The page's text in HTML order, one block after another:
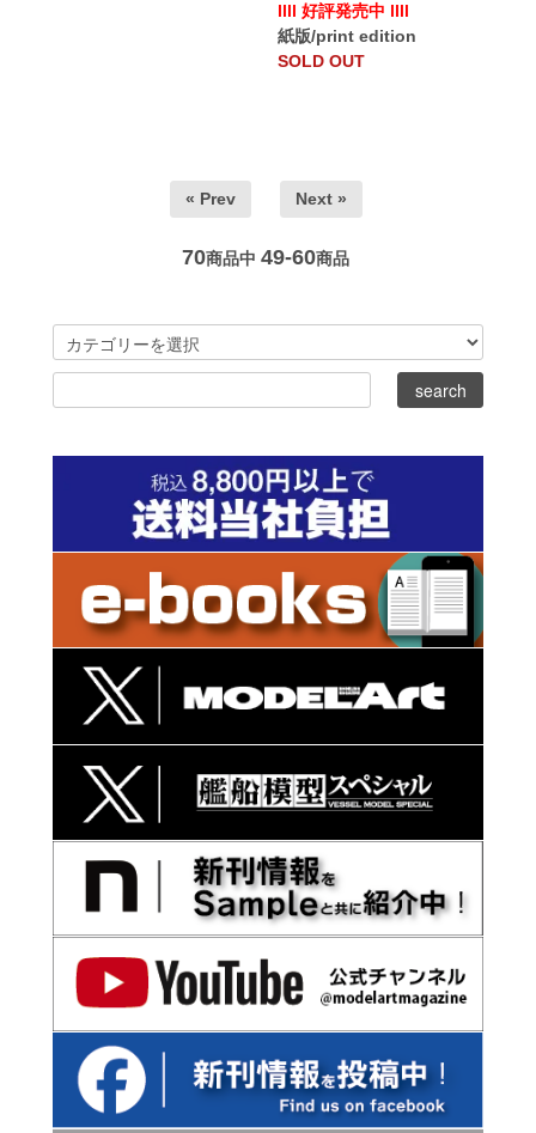
llll 好評発売中 llll
紙版/print edition
SOLD OUT
« Prev Next »
70商品中 49-60商品